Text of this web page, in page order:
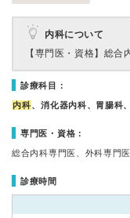
内科について
【専門医・資格】 総合
診療科目：
内科、消化器内科、胃腸科
専門医・資格：
総合内科専門医、外科専門
診療時間